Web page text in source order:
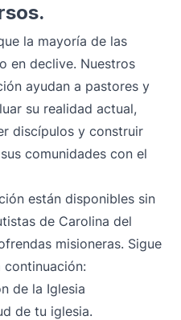
la mayoría de las
en declive. Nuestros
ayudan a pastores y
su realidad actual,
discípulos y construir
comunidades con el
están disponibles sin
de Carolina del
misioneras. Sigue
continuación:
de la Iglesia
de tu iglesia.